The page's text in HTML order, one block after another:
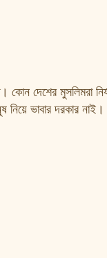
দেশের মুসলিমরা
নিয়ে ভাবার দরকার